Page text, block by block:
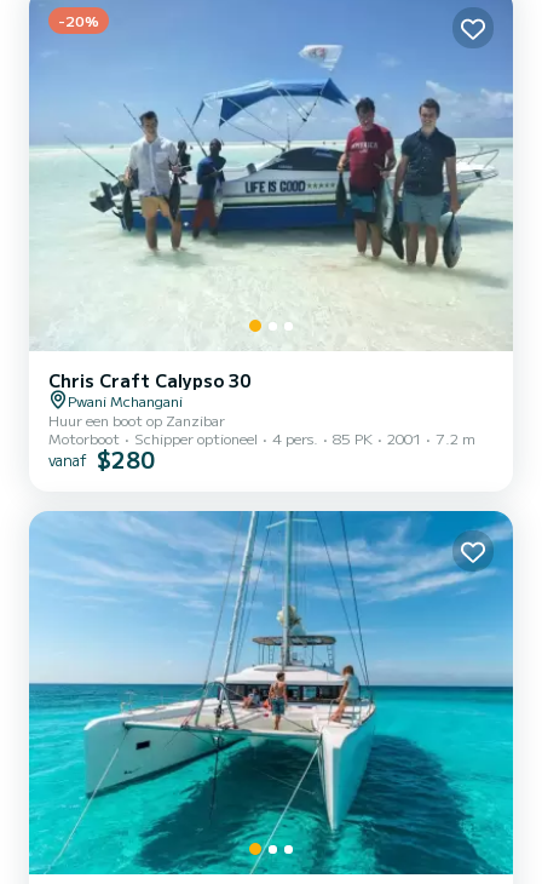
-20%
Chris Craft Calypso 30
Pwani Mchangani
Huur een boot op Zanzibar
Motorboot
Schipper optioneel 4 pers. 85 PK 2001 7.2 m
vanaf $280